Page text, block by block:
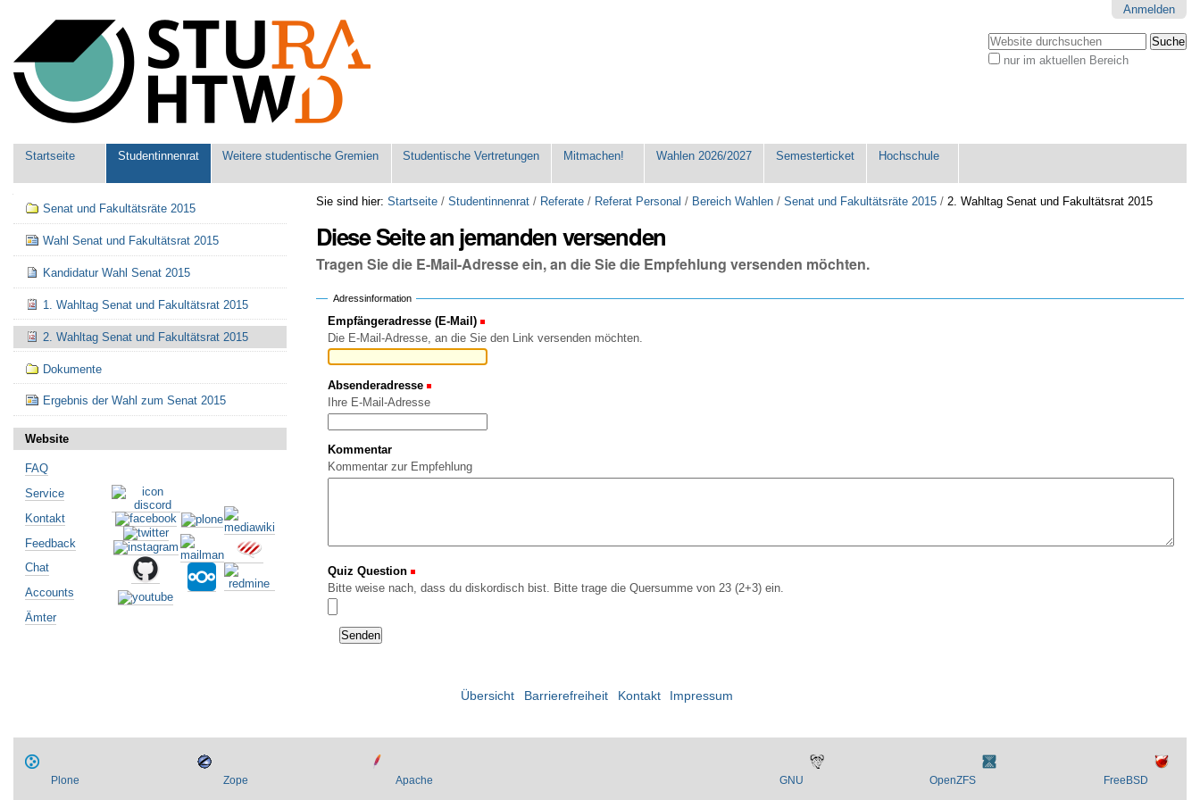
Werkzeuge
Anmelden
Website durchsuchen
nur im aktuellen Bereich
Sektionen
Startseite Studentinnenrat Weitere studentische Gremien Studentische Vertretungen Mitmachen! Wahlen 2026/2027 Semesterticket Hochschule
Sie sind hier: Startseite /Studentinnenrat / Referate / Referat Personal / Bereich Wahlen /Senat und Fakultätsräte 2015 /2. Wahltag Senat und Fakultätsrat 2015
Diese Seite an jemanden versenden
Tragen Sie die E-Mail-Adresse ein, an die Sie die Empfehlung versenden möchten.
Adressinformation
Empfängeradresse (E-Mail)
Die E-Mail-Adresse, an die Sie den Link versenden möchten.
Absenderadresse
Ihre E-Mail-Adresse
Kommentar
Kommentar zur Empfehlung
Quiz Question
Bitte weise nach, dass du diskordisch bist. Bitte trage die Quersumme von 23 (2+3) ein.
Navigation
Senat und Fakultätsräte 2015
Wahl Senat und Fakultätsrat 2015
Kandidatur Wahl Senat 2015
1. Wahltag Senat und Fakultätsrat 2015
2. Wahltag Senat und Fakultätsrat 2015
Dokumente
Ergebnis der Wahl zum Senat 2015
Website
FAQ
Service
Kontakt
Feedback
Chat
Accounts
Ämter
Übersicht Barrierefreiheit Kontakt Impressum
Plone Zope Apache GNU OpenZFS FreeBSD